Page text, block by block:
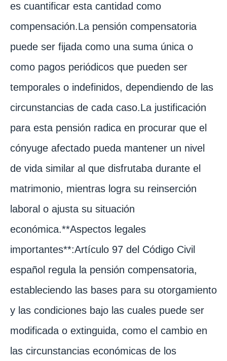
es cuantificar esta cantidad como
compensación.La pensión compensatoria
puede ser fijada como una suma única o
como pagos periódicos que pueden ser
temporales o indefinidos, dependiendo de las
circunstancias de cada caso.La justificación
para esta pensión radica en procurar que el
cónyuge afectado pueda mantener un nivel
de vida similar al que disfrutaba durante el
matrimonio, mientras logra su reinserción
laboral o ajusta su situación
económica.**Aspectos legales
importantes**:Artículo 97 del Código Civil
español regula la pensión compensatoria,
estableciendo las bases para su otorgamiento
y las condiciones bajo las cuales puede ser
modificada o extinguida, como el cambio en
las circunstancias económicas de los